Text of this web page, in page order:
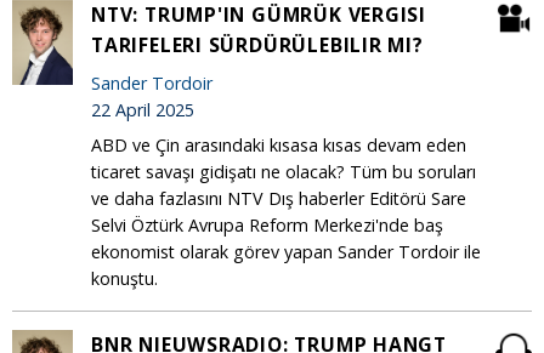
NTV: TRUMP'IN GÜMRÜK VERGISI
TARIFELERI SÜRDÜRÜLEBILIR MI?
Sander Tordoir
22 April 2025
ABD ve Çin arasındaki kısasa kısas devam eden
ticaret savaşı gidişatı ne olacak? Tüm bu soruları
ve daha fazlasını NTV Dış haberler Editörü Sare
Selvi Öztürk Avrupa Reform Merkezi'nde baş
ekonomist olarak görev yapan Sander Tordoir ile
konuştu.
BNR NIEUWSRADIO: TRUMP HANGT